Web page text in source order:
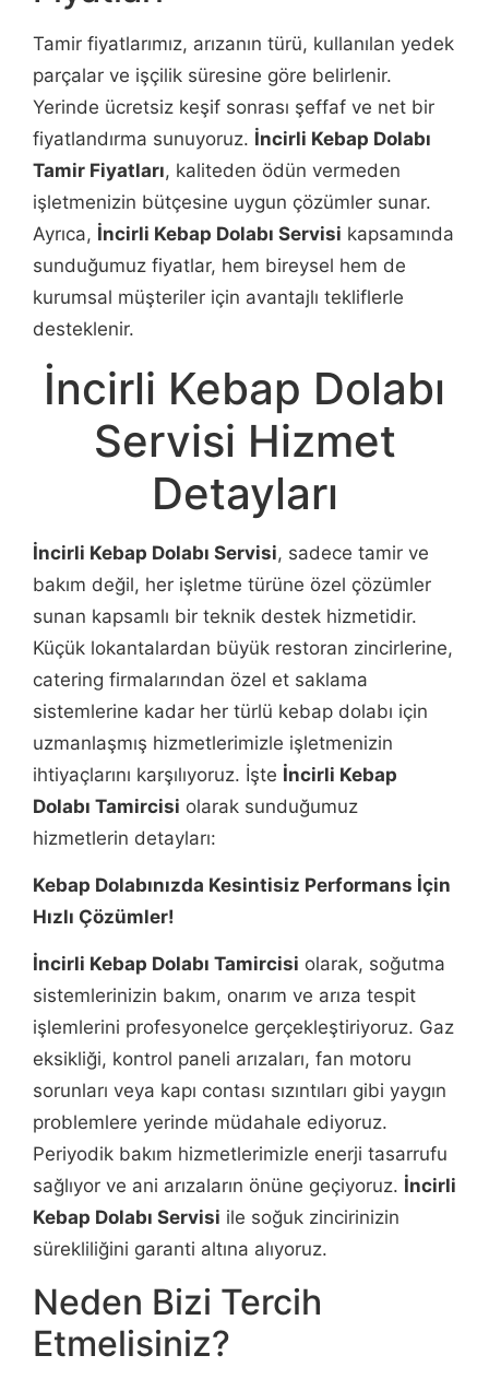
Tamir fiyatlarımız, arızanın türü, kullanılan yedek
parçalar ve işçilik süresine göre belirlenir.
Yerinde ücretsiz keşif sonrası şeffaf ve net bir
fiyatlandırma sunuyoruz. İncirli Kebap Dolabı
Tamir Fiyatları, kaliteden ödün vermeden
işletmenizin bütçesine uygun çözümler sunar.
Ayrıca, İncirli Kebap Dolabı Servisi kapsamında
sunduğumuz fiyatlar, hem bireysel hem de
kurumsal müşteriler için avantajlı tekliflerle
desteklenir.
İncirli Kebap Dolabı
Servisi Hizmet
Detayları
İncirli Kebap Dolabı Servisi, sadece tamir ve
bakım değil, her işletme türüne özel çözümler
sunan kapsamlı bir teknik destek hizmetidir.
Küçük lokantalardan büyük restoran zincirlerine,
catering firmalarından özel et saklama
sistemlerine kadar her türlü kebap dolabı için
uzmanlaşmış hizmetlerimizle işletmenizin
ihtiyaçlarını karşılıyoruz. İşte İncirli Kebap
Dolabı Tamircisi olarak sunduğumuz
hizmetlerin detayları:
Kebap Dolabınızda Kesintisiz Performans İçin
Hızlı Çözümler!
İncirli Kebap Dolabı Tamircisi olarak, soğutma
sistemlerinizin bakım, onarım ve arıza tespit
işlemlerini profesyonelce gerçekleştiriyoruz. Gaz
eksikliği, kontrol paneli arızaları, fan motoru
sorunları veya kapı contası sızıntıları gibi yaygın
problemlere yerinde müdahale ediyoruz.
Periyodik bakım hizmetlerimizle enerji tasarrufu
sağlıyor ve ani arızaların önüne geçiyoruz. İncirli
Kebap Dolabı Servisi ile soğuk zincirinizin
sürekliliğini garanti altına alıyoruz.
Neden Bizi Tercih
Etmelisiniz?